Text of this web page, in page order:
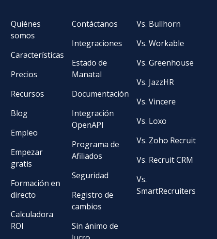
Quiénes
somos
Características
Precios
Recursos
Blog
Empleo
Empezar
gratis
Formación en
directo
Calculadora
ROI
Contáctanos
Integraciones
Estado de
Manatal
Documentación
Integración
OpenAPI
Programa de
Afiliados
Seguridad
Registro de
cambios
Sin ánimo de
Vs. Bullhorn
Vs. Workable
Vs. Greenhouse
Vs. JazzHR
Vs. Vincere
Vs. Loxo
Vs. Zoho Recruit
Vs. Recruit CRM
Vs.
SmartRecruiters